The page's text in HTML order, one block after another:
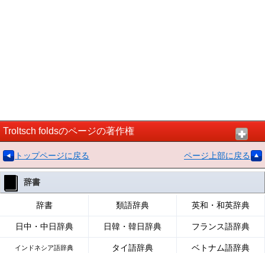
Troltsch foldsのページの著作権
トップページに戻る ページ上部に戻る
辞書
辞書 類語辞典 英和・和英辞典
日中・中日辞典 日韓・韓日辞典 フランス語辞典
インドネシア語辞典 タイ語辞典 ベトナム語辞典